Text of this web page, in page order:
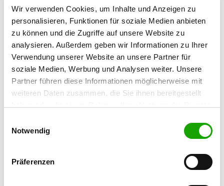
Wir verwenden Cookies, um Inhalte und Anzeigen zu
personalisieren, Funktionen für soziale Medien anbieten
zu können und die Zugriffe auf unsere Website zu
analysieren. Außerdem geben wir Informationen zu Ihrer
Verwendung unserer Website an unsere Partner für
soziale Medien, Werbung und Analysen weiter. Unsere
Partner führen diese Informationen möglicherweise mit
weiteren Daten zusammen, die Sie ihnen bereitgestellt
Cookies, wenn Sie unsere Webseite weiterhin nutzen.
Notwendig
Präferenzen
Westfalen die VDH Deutsche
Meisterschaft und die Deutsche
Jugendmeisterschaft IGP.
Wann:
02. - 04. August
Wo:Jahnstadion Rheine/Westfalen
Was:
VDH Dt. Meisterschaft &
Jugendmeisterschaft im
Gebrauchshundesport (Fährtenarbeit,
doch gerne ins Jahnstadion nach